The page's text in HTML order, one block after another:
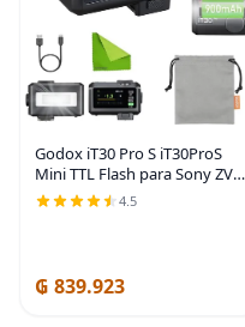
Godox iT30 Pro S iT30ProS
Mini TTL Flash para Sony ZV-
E10 II, ZV-E10, ZV-E1 | Auto
Exposure,HSS 1/8000s, 2.4G
4.5
₲ 839.923